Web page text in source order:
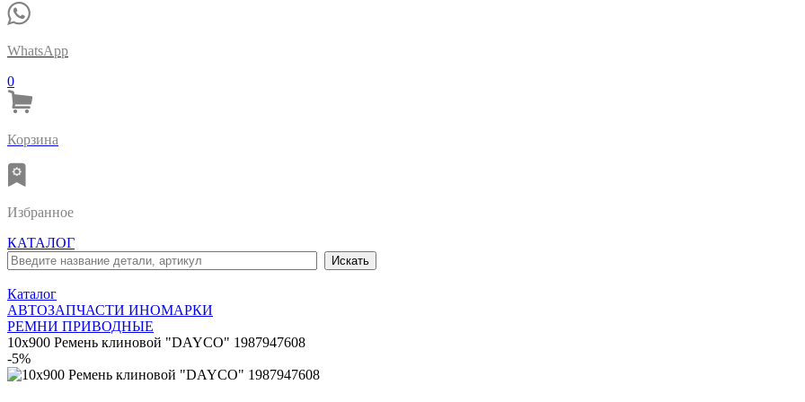
WhatsApp
0
Корзина
Избранное
КАТАЛОГ
Каталог
АВТОЗАПЧАСТИ ИНОМАРКИ
РЕМНИ ПРИВОДНЫЕ
10x900 Ремень клиновой "DAYCO" 1987947608
-5%